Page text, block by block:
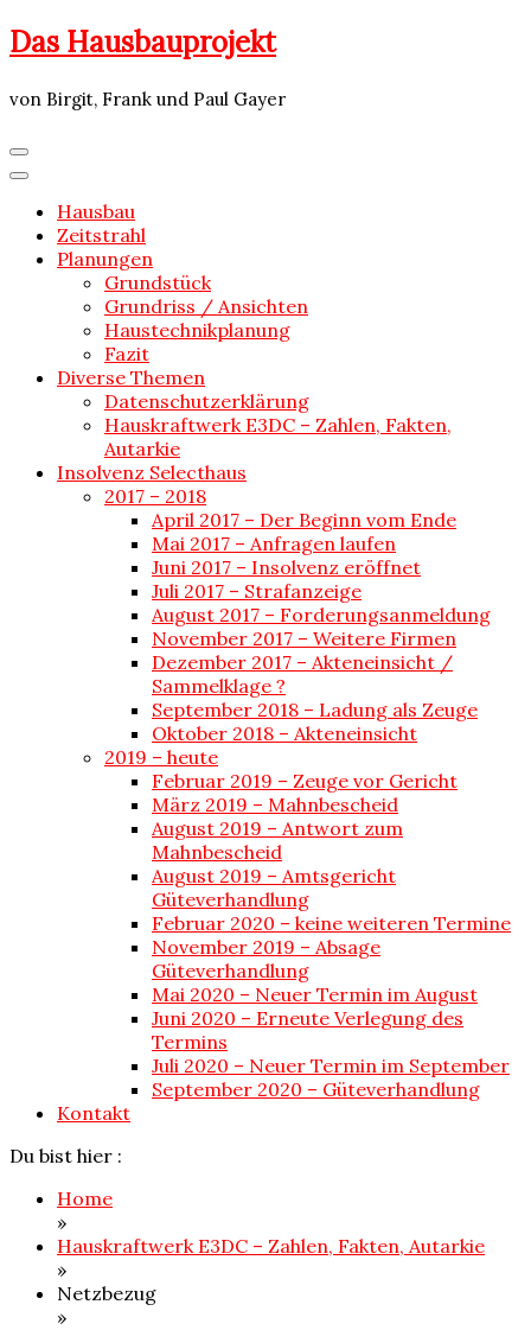
Skip
to
Das Hausbauprojekt
von Birgit, Frank und Paul Gayer
Hausbau
Zeitstrahl
Planungen
Grundstück
Grundriss / Ansichten
Haustechnikplanung
Fazit
Diverse Themen
Datenschutzerklärung
Hauskraftwerk E3DC – Zahlen, Fakten,
Autarkie
Insolvenz Selecthaus
2017 – 2018
April 2017 – Der Beginn vom Ende
Mai 2017 – Anfragen laufen
Juni 2017 – Insolvenz eröffnet
Juli 2017 – Strafanzeige
August 2017 – Forderungsanmeldung
November 2017 – Weitere Firmen
Dezember 2017 – Akteneinsicht /
Sammelklage ?
September 2018 – Ladung als Zeuge
Oktober 2018 – Akteneinsicht
2019 – heute
Februar 2019 – Zeuge vor Gericht
März 2019 – Mahnbescheid
August 2019 – Antwort zum
Mahnbescheid
August 2019 – Amtsgericht
Güteverhandlung
Februar 2020 – keine weiteren Termine
November 2019 – Absage
Güteverhandlung
Mai 2020 – Neuer Termin im August
Juni 2020 – Erneute Verlegung des
Termins
Juli 2020 – Neuer Termin im September
September 2020 – Güteverhandlung
Kontakt
Du bist hier :
Home
»
Hauskraftwerk E3DC – Zahlen, Fakten, Autarkie
»
Netzbezug
»